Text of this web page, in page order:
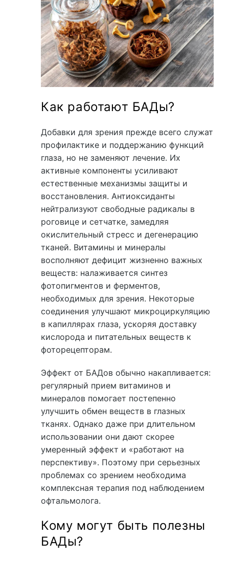
Как работают БАДы?
Добавки для зрения прежде всего служат
профилактике и поддержанию функций
глаза, но не заменяют лечение. Их
активные компоненты усиливают
естественные механизмы защиты и
восстановления. Антиоксиданты
нейтрализуют свободные радикалы в
роговице и сетчатке, замедляя
окислительный стресс и дегенерацию
тканей. Витамины и минералы
восполняют дефицит жизненно важных
веществ: налаживается синтез
фотопигментов и ферментов,
необходимых для зрения. Некоторые
соединения улучшают микроциркуляцию
в капиллярах глаза, ускоряя доставку
кислорода и питательных веществ к
фоторецепторам.
Эффект от БАДов обычно накапливается:
регулярный прием витаминов и
минералов помогает постепенно
улучшить обмен веществ в глазных
тканях. Однако даже при длительном
использовании они дают скорее
умеренный эффект и «работают на
перспективу». Поэтому при серьезных
проблемах со зрением необходима
комплексная терапия под наблюдением
офтальмолога.
Кому могут быть полезны
БАДы?